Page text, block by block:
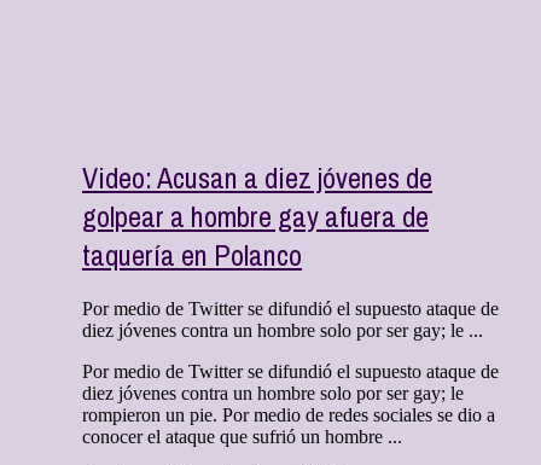
Video: Acusan a diez jóvenes de
golpear a hombre gay afuera de
taquería en Polanco
Por medio de Twitter se difundió el supuesto ataque de
diez jóvenes contra un hombre solo por ser gay; le ...
Por medio de Twitter se difundió el supuesto ataque de
diez jóvenes contra un hombre solo por ser gay; le
rompieron un pie. Por medio de redes sociales se dio a
conocer el ataque que sufrió un hombre ...